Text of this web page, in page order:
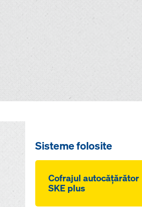
Sisteme folosite
Cofrajul autocăţărător
SKE plus